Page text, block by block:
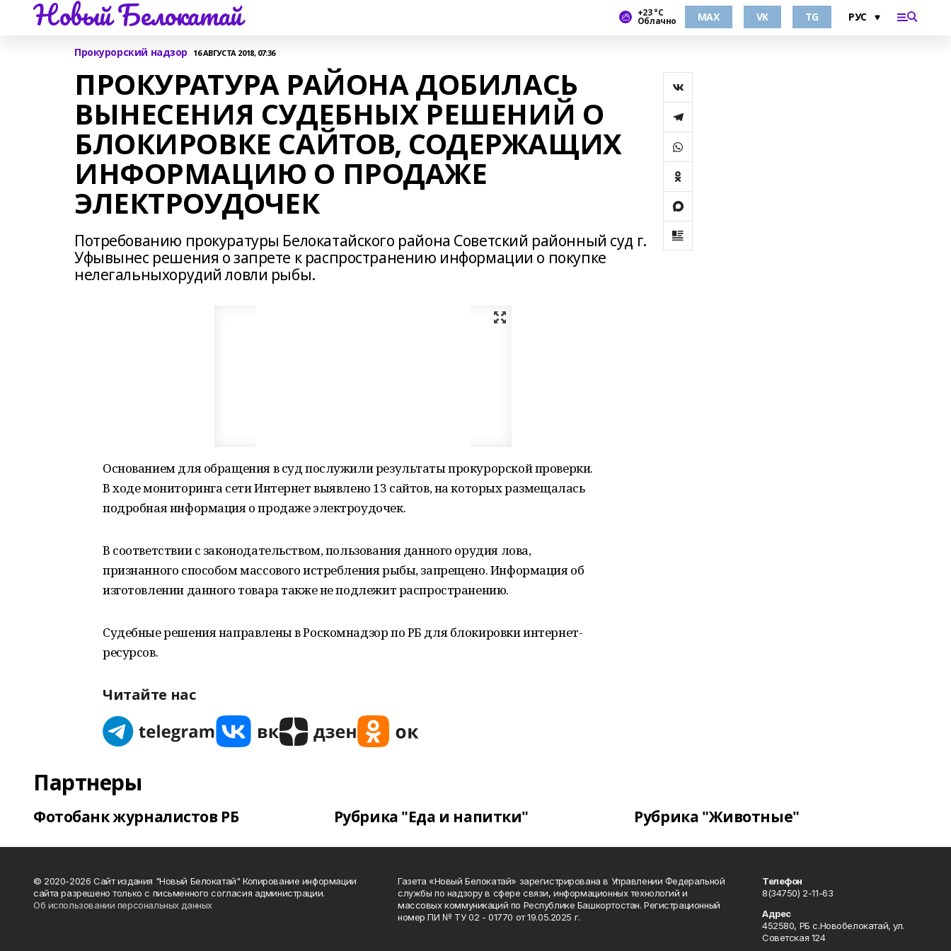
Новый Белокатай +23 °С
Облачно MAX VK TG
Прокурорский надзор 16 АВГУСТА 2018, 07:36
ПРОКУРАТУРА РАЙОНА ДОБИЛАСЬ
ВЫНЕСЕНИЯ СУДЕБНЫХ РЕШЕНИЙ О
БЛОКИРОВКЕ САЙТОВ, СОДЕРЖАЩИХ
ИНФОРМАЦИЮ О ПРОДАЖЕ
ЭЛЕКТРОУДОЧЕК
Потребованию прокуратуры Белокатайского района Советский районный суд г.
Уфывынес решения о запрете к распространению информации о покупке
нелегальныхорудий ловли рыбы.
Основанием для обращения в суд послужили результаты прокурорской проверки.
В ходе мониторинга сети Интернет выявлено 13 сайтов, на которых размещалась
подробная информация о продаже электроудочек.
В соответствии с законодательством, пользования данного орудия лова,
признанного способом массового истребления рыбы, запрещено. Информация об
изготовлении данного товара также не подлежит распространению.
Судебные решения направлены в Роскомнадзор по РБ для блокировки интернет-
ресурсов.
Читайте нас
Партнеры
Фотобанк журналистов РБ Рубрика "Еда и напитки" Рубрика "Животные"
© 2020-2026 Сайт издания "Новый Белокатай" Копирование информации
сайта разрешено только с письменного согласия администрации.
Об использовании персональных данных
Газета «Новый Белокатай» зарегистрирована в Управлении Федеральной
службы по надзору в сфере связи, информационных технологий и
массовых коммуникаций по Республике Башкортостан. Регистрационный
номер ПИ № ТУ 02 - 01770 от 19.05.2025 г.
Телефон
8(34750) 2-11-63
Адрес
452580, РБ с.Новобелокатай, ул.
Советская 124